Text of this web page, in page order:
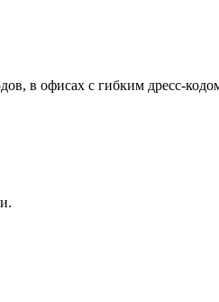
в офисах с гибким дресс-